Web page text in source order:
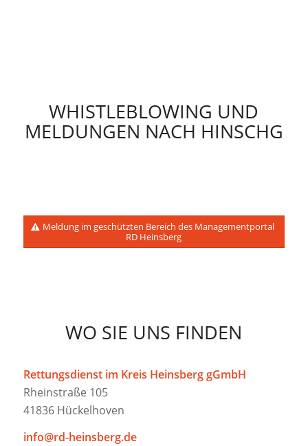
WHISTLEBLOWING UND
MELDUNGEN NACH HINSCHG
Meldung im geschützten Bereich des Managementportal
RD Heinsberg
WO SIE UNS FINDEN
Rettungsdienst im Kreis Heinsberg gGmbH
Rheinstraße 105
41836 Hückelhoven
info@rd-heinsberg.de